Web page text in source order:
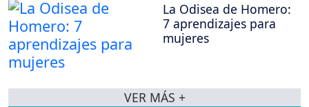
La Odisea de Homero:
7 aprendizajes para
mujeres
VER MÁS +